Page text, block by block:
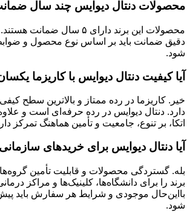
محصولات دنتال دیوایس چند سال
محصولات این برند دارای ۵ سال
دقیق ضمانت باید بر اساس نوع محصول و
شود.
آیا کیفیت دنتال دیوایس با کاریزما
خیر. کاریزما در رده ممتاز و بالاترین سطح
دارد. دنتال دیوایس در رده حرفه‌ای است و
اتکا، بر تنوع، جامعیت و تأمین هماهنگ تمرکز
آیا دنتال دیوایس برای خریدهای
بله. گستردگی محصولات و قابلیت تأمین
برند را برای دانشگاه‌ها، کلینیک‌ها و مراکز
بااین‌حال موجودی و شرایط هر سفارش باید
شود.